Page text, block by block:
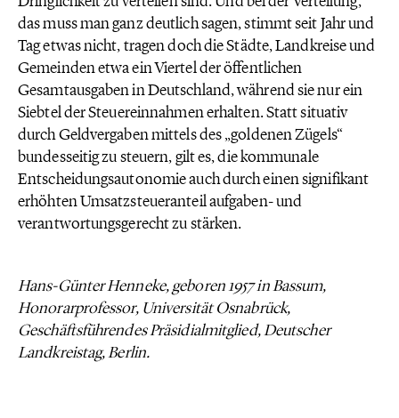
das muss man ganz deutlich sagen, stimmt seit Jahr und
Tag etwas nicht, tragen doch die Städte, Landkreise und
Gemeinden etwa ein Viertel der öffentlichen
Gesamtausgaben in Deutschland, während sie nur ein
Siebtel der Steuereinnahmen erhalten. Statt situativ
durch Geldvergaben mittels des „goldenen Zügels“
bundesseitig zu steuern, gilt es, die kommunale
Entscheidungsautonomie auch durch einen signifikant
erhöhten Umsatzsteueranteil aufgaben- und
verantwortungsgerecht zu stärken.
Hans-Günter Henneke, geboren 1957 in Bassum,
Honorarprofessor, Universität Osnabrück,
Geschäftsführendes Präsidialmitglied, Deutscher
Landkreistag, Berlin.